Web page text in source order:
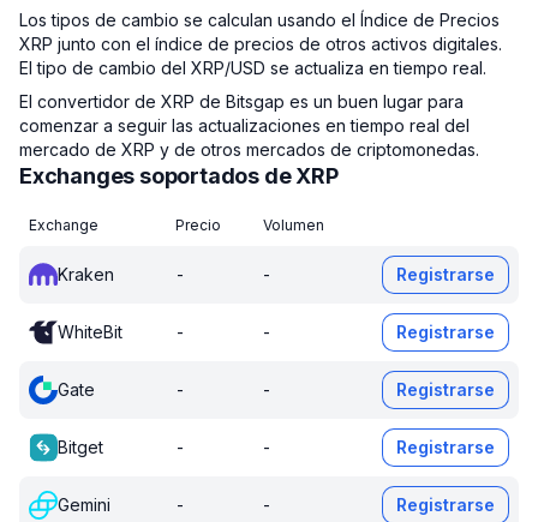
Los tipos de cambio se calculan usando el Índice de Precios
XRP junto con el índice de precios de otros activos digitales.
El tipo de cambio del XRP/USD se actualiza en tiempo real.
El convertidor de XRP de Bitsgap es un buen lugar para
comenzar a seguir las actualizaciones en tiempo real del
mercado de XRP y de otros mercados de criptomonedas.
Exchanges soportados de XRP
Exchange Precio Volumen
Kraken - - Registrarse
WhiteBit - - Registrarse
Gate - - Registrarse
Bitget - - Registrarse
Gemini - - Registrarse